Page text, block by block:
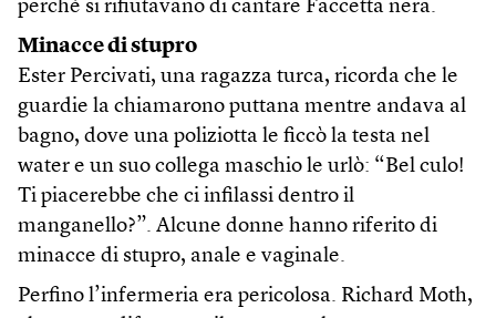
perché si rifiutavano di cantare Faccetta nera.
Minacce di stupro
Ester Percivati, una ragazza turca, ricorda che le
guardie la chiamarono puttana mentre andava al
bagno, dove una poliziotta le ficcò la testa nel
water e un suo collega maschio le urlò: “Bel culo!
Ti piacerebbe che ci infilassi dentro il
manganello?”. Alcune donne hanno riferito di
minacce di stupro, anale e vaginale.
Perfino l’infermeria era pericolosa. Richard Moth,